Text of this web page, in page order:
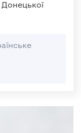
Донецької